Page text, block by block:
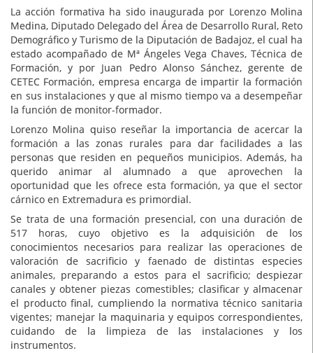
La acción formativa ha sido inaugurada por Lorenzo Molina
Medina, Diputado Delegado del Área de Desarrollo Rural, Reto
Demográfico y Turismo de la Diputación de Badajoz, el cual ha
estado acompañado de Mª Ángeles Vega Chaves, Técnica de
Formación, y por Juan Pedro Alonso Sánchez, gerente de
CETEC Formación, empresa encarga de impartir la formación
en sus instalaciones y que al mismo tiempo va a desempeñar
la función de monitor-formador.
Lorenzo Molina quiso reseñar la importancia de acercar la
formación a las zonas rurales para dar facilidades a las
personas que residen en pequeños municipios. Además, ha
querido animar al alumnado a que aprovechen la
oportunidad que les ofrece esta formación, ya que el sector
cárnico en Extremadura es primordial.
Se trata de una formación presencial, con una duración de
517 horas, cuyo objetivo es la adquisición de los
conocimientos necesarios para realizar las operaciones de
valoración de sacrificio y faenado de distintas especies
animales, preparando a estos para el sacrificio; despiezar
canales y obtener piezas comestibles; clasificar y almacenar
el producto final, cumpliendo la normativa técnico sanitaria
vigentes; manejar la maquinaria y equipos correspondientes,
cuidando de la limpieza de las instalaciones y los
instrumentos.